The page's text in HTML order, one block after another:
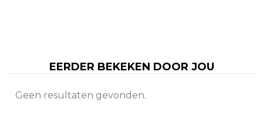
EERDER BEKEKEN DOOR JOU
Geen resultaten gevonden.